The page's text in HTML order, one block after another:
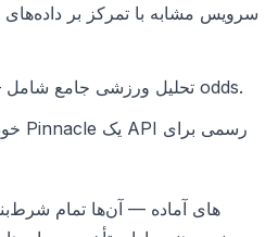
— تحلیل ورزشی جامع شامل odds.